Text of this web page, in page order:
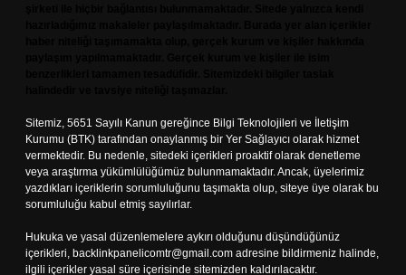
Sitemiz, 5651 Sayılı Kanun gereğince Bilgi Teknolojileri ve İletişim
Kurumu (BTK) tarafından onaylanmış bir Yer Sağlayıcı olarak hizmet
vermektedir. Bu nedenle, sitedeki içerikleri proaktif olarak denetleme
veya araştırma yükümlülüğümüz bulunmamaktadır. Ancak, üyelerimiz
yazdıkları içeriklerin sorumluluğunu taşımakta olup, siteye üye olarak bu
sorumluluğu kabul etmiş sayılırlar.
Hukuka ve yasal düzenlemelere aykırı olduğunu düşündüğünüz
içerikleri, backlinkpanelicomtr@gmail.com adresine bildirmeniz halinde,
ilgili içerikler yasal süre içerisinde sitemizden kaldırılacaktır.